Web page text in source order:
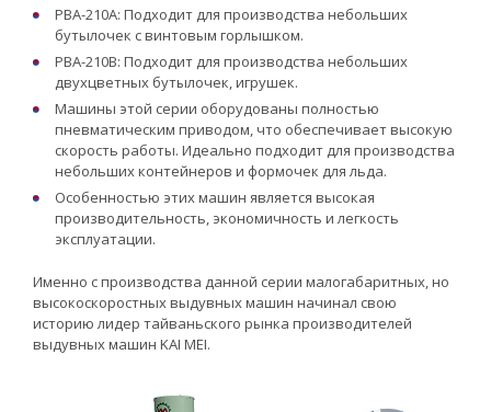
PBA-210A: Подходит для производства небольших
бутылочек с винтовым горлышком.
PBA-210B: Подходит для производства небольших
двухцветных бутылочек, игрушек.
Машины этой серии оборудованы полностью
пневматическим приводом, что обеспечивает высокую
скорость работы. Идеально подходит для производства
небольших контейнеров и формочек для льда.
Особенностью этих машин является высокая
производительность, экономичность и легкость
эксплуатации.
Именно с производства данной серии малогабаритных, но
высокоскоростных выдувных машин начинал свою
историю лидер тайваньского рынка производителей
выдувных машин KAI MEI.